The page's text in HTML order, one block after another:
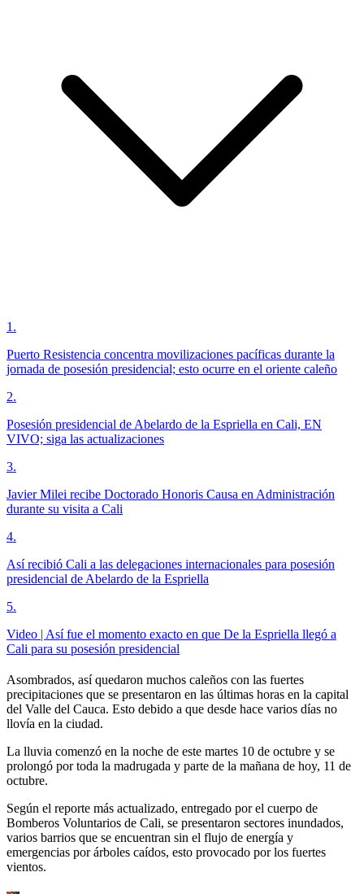
1 .
Puerto Resistencia concentra movilizaciones pacíficas durante la
jornada de posesión presidencial; esto ocurre en el oriente caleño
2.
Posesión presidencial de Abelardo de la Espriella en Cali, EN
VIVO; siga las actualizaciones
3.
Javier Milei recibe Doctorado Honoris Causa en Administración
durante su visita a Cali
4.
Así recibió Cali a las delegaciones internacionales para posesión
presidencial de Abelardo de la Espriella
5.
Video | Así fue el momento exacto en que De la Espriella llegó a
Cali para su posesión presidencial
Asombrados, así quedaron muchos caleños con las fuertes
precipitaciones que se presentaron en las últimas horas en la capital
del Valle del Cauca. Esto debido a que desde hace varios días no
llovía en la ciudad.
La lluvia comenzó en la noche de este martes 10 de octubre y se
prolongó por toda la madrugada y parte de la mañana de hoy, 11 de
octubre.
Según el reporte más actualizado, entregado por el cuerpo de
Bomberos Voluntarios de Cali, se presentaron sectores inundados,
varios barrios que se encuentran sin el flujo de energía y
emergencias por árboles caídos, esto provocado por los fuertes
vientos.